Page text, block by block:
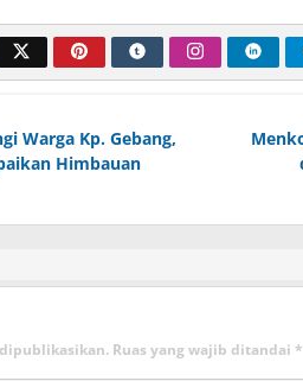
Warga Kp. Gebang,
Himbauan
Ruas yang wajib ditandai *